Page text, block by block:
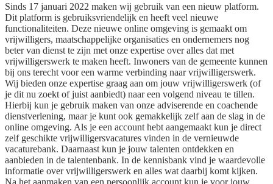
Sinds 17 januari 2022 maken wij gebruik van een nieuw platform.
Dit platform is gebruiksvriendelijk en heeft veel nieuwe
functionaliteiten. Deze nieuwe online omgeving is gemaakt om
vrijwilligers, maatschappelijke organisaties en ondernemers nog
beter van dienst te zijn met onze expertise over alles dat met
vrijwilligerswerk te maken heeft. Inwoners van de gemeente kunnen
bij ons terecht voor een warme verbinding naar vrijwilligerswerk.
Wij bieden onze expertise graag aan om jouw vrijwilligerswerk (of
je dit nu zoekt of juist aanbiedt) naar een volgend niveau te tillen.
Hierbij kun je gebruik maken van onze adviserende en coachende
dienstverlening, maar je kunt ook gemakkelijk zelf aan de slag in de
online omgeving. Als je een account hebt aangemaakt kun je direct
zelf geschikte vrijwilligersvacatures vinden in de vernieuwde
vacaturebank. Daarnaast kun je jouw talenten ontdekken en
aanbieden in de talentenbank. In de kennisbank vind je waardevolle
informatie over vrijwilligerswerk en alles wat daarbij komt kijken.
Na het aanmaken van een persoonlijk account kun je voor jouw